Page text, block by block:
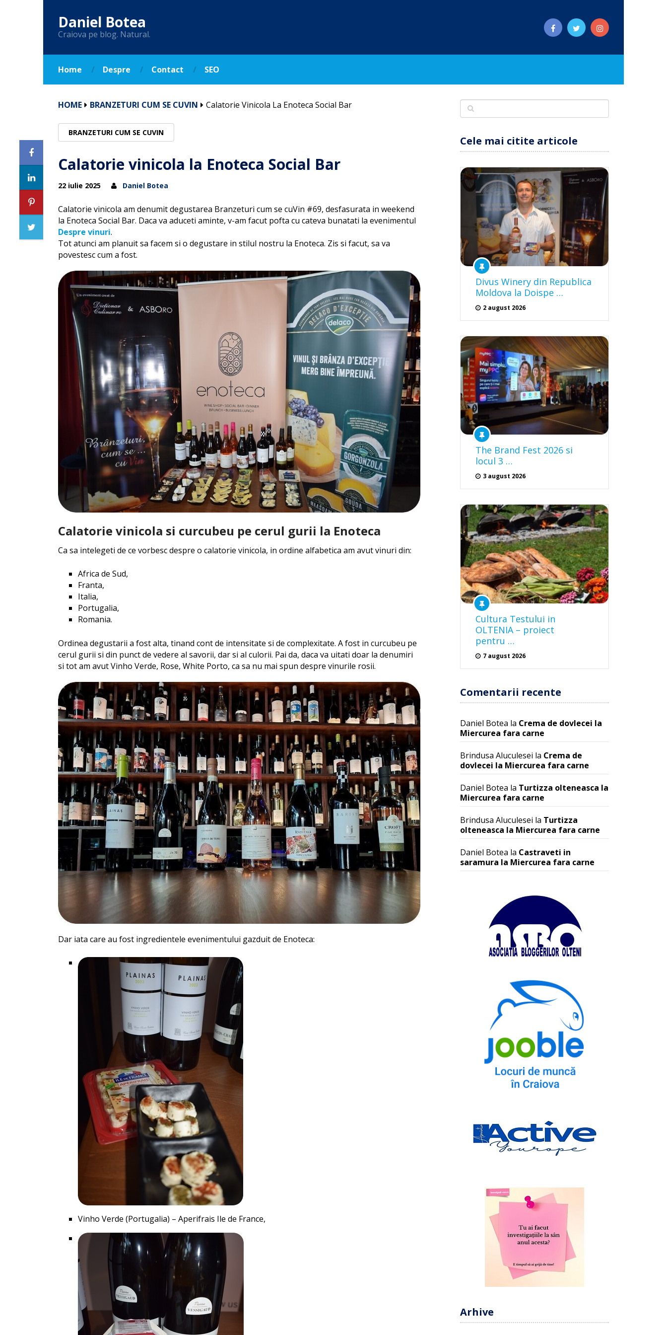
Daniel Botea
Craiova pe blog. Natural.
Home Despre Contact SEO
HOME BRANZETURI CUM SE CUVIN Calatorie Vinicola La Enoteca Social Bar
BRANZETURI CUM SE CUVIN
Calatorie vinicola la Enoteca Social Bar
22 iulie 2025 Daniel Botea
Calatorie vinicola am denumit degustarea Branzeturi cum se cuVin #69, desfasurata in weekend
la Enoteca Social Bar. Daca va aduceti aminte, v-am facut pofta cu cateva bunatati la evenimentul
Despre vinuri.
Tot atunci am planuit sa facem si o degustare in stilul nostru la Enoteca. Zis si facut, sa va
povestesc cum a fost.
Calatorie vinicola si curcubeu pe cerul gurii la Enoteca
Ca sa intelegeti de ce vorbesc despre o calatorie vinicola, in ordine alfabetica am avut vinuri din:
Africa de Sud,
Franta,
Italia,
Portugalia,
Romania.
Ordinea degustarii a fost alta, tinand cont de intensitate si de complexitate. A fost in curcubeu pe
cerul gurii si din punct de vedere al savorii, dar si al culorii. Pai da, daca va uitati doar la denumiri
si tot am avut Vinho Verde, Rose, White Porto, ca sa nu mai spun despre vinurile rosii.
Dar iata care au fost ingredientele evenimentului gazduit de Enoteca:
Vinho Verde (Portugalia) – Aperifrais Ile de France,
Cele mai citite articole
Divus Winery din Republica
Moldova la Doispe …
2 august 2026
The Brand Fest 2026 si
locul 3 …
3 august 2026
Cultura Testului in
OLTENIA – proiect
pentru …
7 august 2026
Comentarii recente
Daniel Botea la Crema de dovlecei la
Miercurea fara carne
Brindusa Aluculesei la Crema de
dovlecei la Miercurea fara carne
Daniel Botea la Turtizza olteneasca la
Miercurea fara carne
Brindusa Aluculesei la Turtizza
olteneasca la Miercurea fara carne
Daniel Botea la Castraveti in
saramura la Miercurea fara carne
Arhive